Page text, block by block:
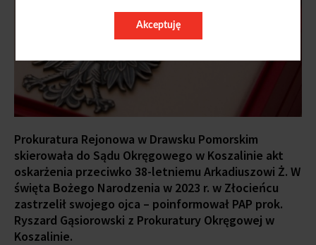
Akceptuję
Prokuratura Rejonowa w Drawsku Pomorskim
skierowała do Sądu Okręgowego w Koszalinie akt
oskarżenia przeciwko 38-letniemu Arkadiuszowi Ż. W
święta Bożego Narodzenia w 2023 r. w Złocieńcu
zastrzelił swojego ojca – poinformował PAP prok.
Ryszard Gąsiorowski z Prokuratury Okręgowej w
Koszalinie.